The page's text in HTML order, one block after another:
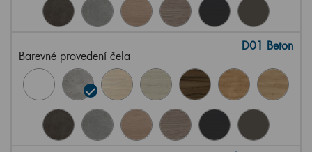
Barevné provedení čela
D01 Beton